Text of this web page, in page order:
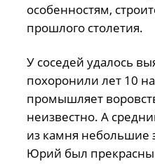
особенностям,
прошлого столетия.
У соседей удалось
похоронили лет 10
промышляет
неизвестно. А
из камня небольшие
Юрий был